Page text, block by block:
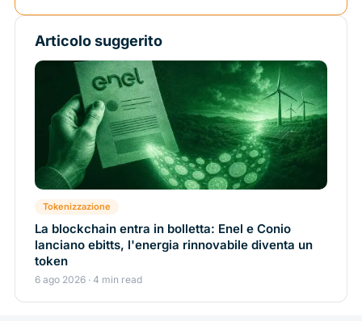
Articolo suggerito
Tokenizzazione
La blockchain entra in bolletta: Enel e Conio
lanciano ebitts, l'energia rinnovabile diventa un
token
6 ago 2026 · 4 min read